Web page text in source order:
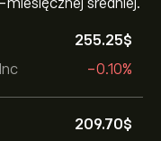
średniej.
255.25‎$‎
-0.10%
209.70‎$‎